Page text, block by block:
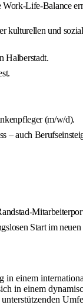
Work-Life-Balance
und
Halberstadt.
(m/w/d).
– auch
Start im neuen
einem
in einem